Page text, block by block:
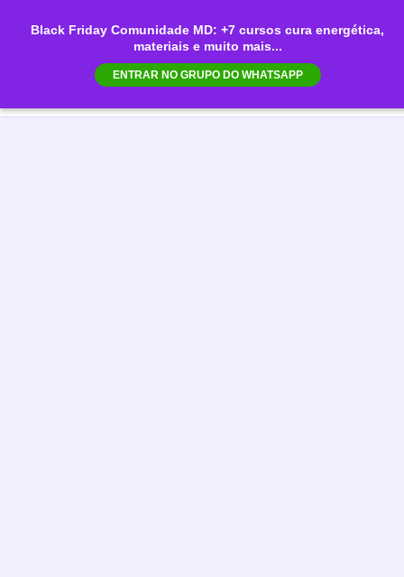
Black Friday Comunidade MD: +7 cursos cura energética,
materiais e muito mais...
ENTRAR NO GRUPO DO WHATSAPP
para